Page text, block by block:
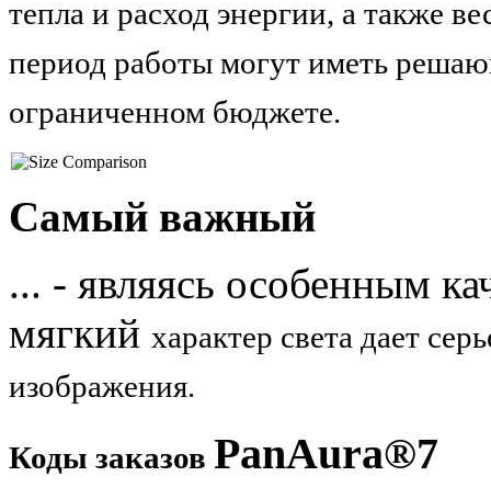
тепла и расход энергии, а также
период работы могут иметь
ограниченном бюджете.
Самый важный
... - являясь особенным
мягкий характер света дает
изображения.
Коды заказов PanAura®7